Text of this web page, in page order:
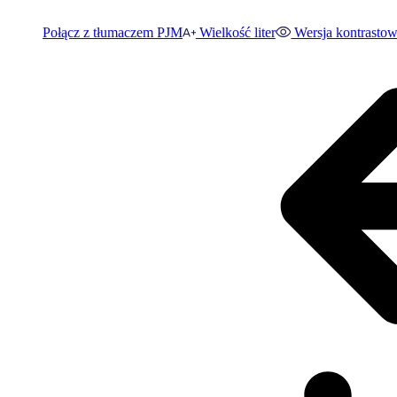
Połącz z tłumaczem PJM Wielkość liter Wersja